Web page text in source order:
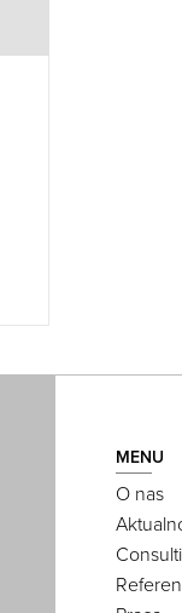
MENU
O nas